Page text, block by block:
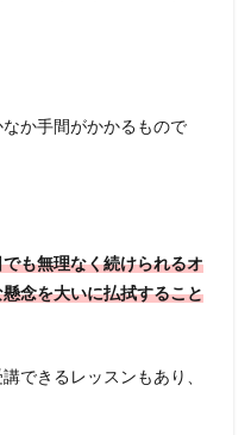
か手間がかかるもので
も無理なく続けられるオ
念を大いに払拭すること
できるレッスンもあり、